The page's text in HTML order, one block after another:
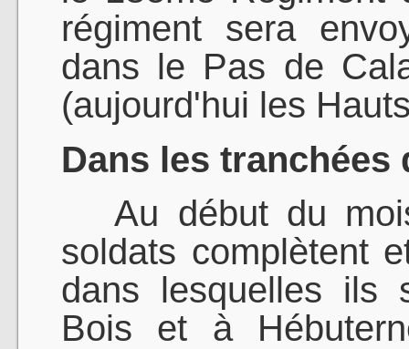
régiment sera
dans le Pas de
(aujourd'hui les
Dans les tranchées
Au début du
soldats complètent
dans lesquelles ils
Bois et à